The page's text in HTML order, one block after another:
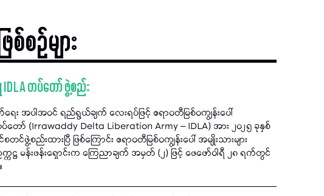
စဉ်များ
တပ်တော် ဖွဲ့စည်း
း အပါအဝင် ရည်ရွယ်ချက် လေးရပ်ဖြင့် ဧရာဝတီမြစ်ဝကျွန်းပေါ်
ော် (Irrawaddy Delta Liberation Army – IDLA) အား ၂၀၂၅ ခုနှစ်
င်ဖွဲ့စည်းထားပြီ ဖြစ်ကြောင်း ဧရာဝတီမြစ်ဝကျွန်းပေါ် အမျိုးသားများ
ဋ္ဌ မန်းဖန်းရှောင်းက ကြေညာချက် အမှတ် (၂) ဖြင့် ဖေဖော်ဝါရီ ၂၈ ရက်တွင်